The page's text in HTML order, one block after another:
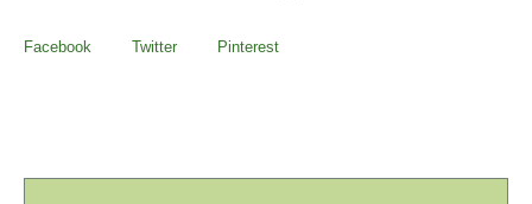
Facebook Twitter Pinterest